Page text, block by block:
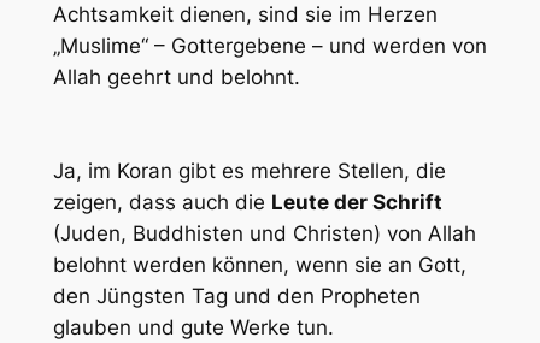
Achtsamkeit dienen, sind sie im Herzen
„Muslime“ – Gottergebene – und werden von
Allah geehrt und belohnt.
Ja, im Koran gibt es mehrere Stellen, die
zeigen, dass auch die Leute der Schrift
(Juden, Buddhisten und Christen) von Allah
belohnt werden können, wenn sie an Gott,
den Jüngsten Tag und den Propheten
glauben und gute Werke tun.